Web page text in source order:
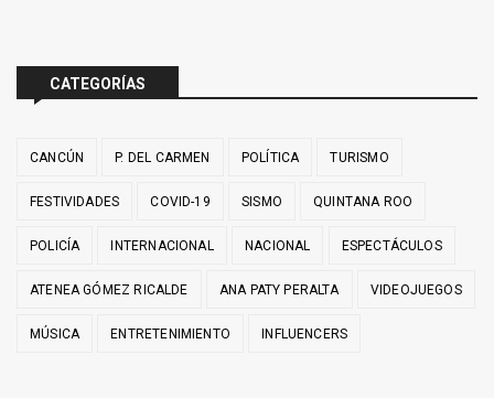
CATEGORÍAS
CANCÚN P. DEL CARMEN POLÍTICA TURISMO
FESTIVIDADES COVID-19 SISMO QUINTANA ROO
POLICÍA INTERNACIONAL NACIONAL ESPECTÁCULOS
ATENEA GÓMEZ RICALDE ANA PATY PERALTA VIDEOJUEGOS
MÚSICA ENTRETENIMIENTO INFLUENCERS